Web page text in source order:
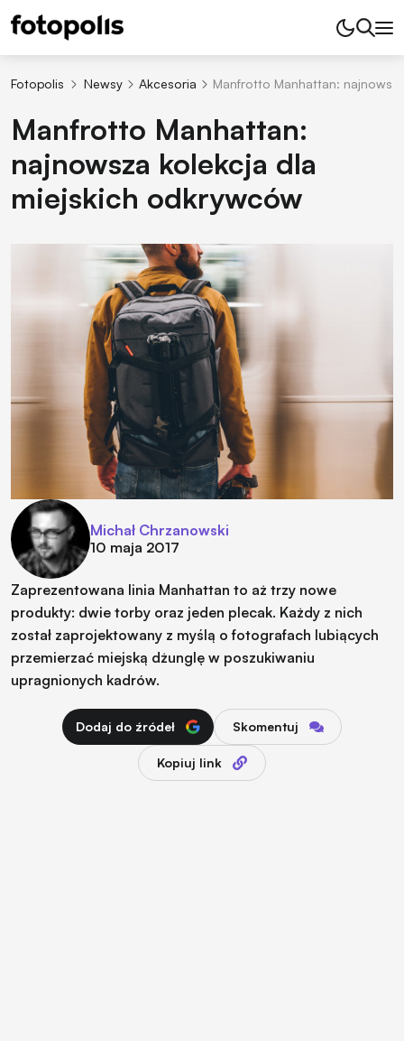
Fotopolis Newsy Akcesoria Manfrotto Manhattan:
Manfrotto Manhattan:
najnowsza kolekcja dla
miejskich odkrywców
Michał Chrzanowski
10 maja 2017
Zaprezentowana linia Manhattan to aż trzy nowe
produkty: dwie torby oraz jeden plecak. Każdy z nich
został zaprojektowany z myślą o fotografach lubiących
przemierzać miejską dżunglę w poszukiwaniu
upragnionych kadrów.
Dodaj do źródeł Skomentuj
Kopiuj link